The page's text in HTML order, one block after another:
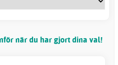
när du har gjort dina val!